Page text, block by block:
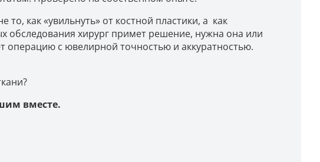
как «увильнуть» от костной пластики, а как
обследования хирург примет решение, нужна она или
операцию с ювелирной точностью и аккуратностью.
вместе.